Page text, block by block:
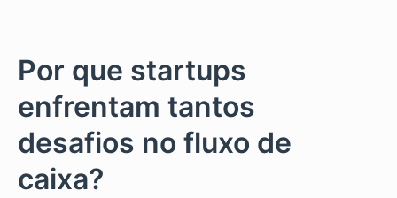
Por que startups
enfrentam tantos
desafios no fluxo de
caixa?